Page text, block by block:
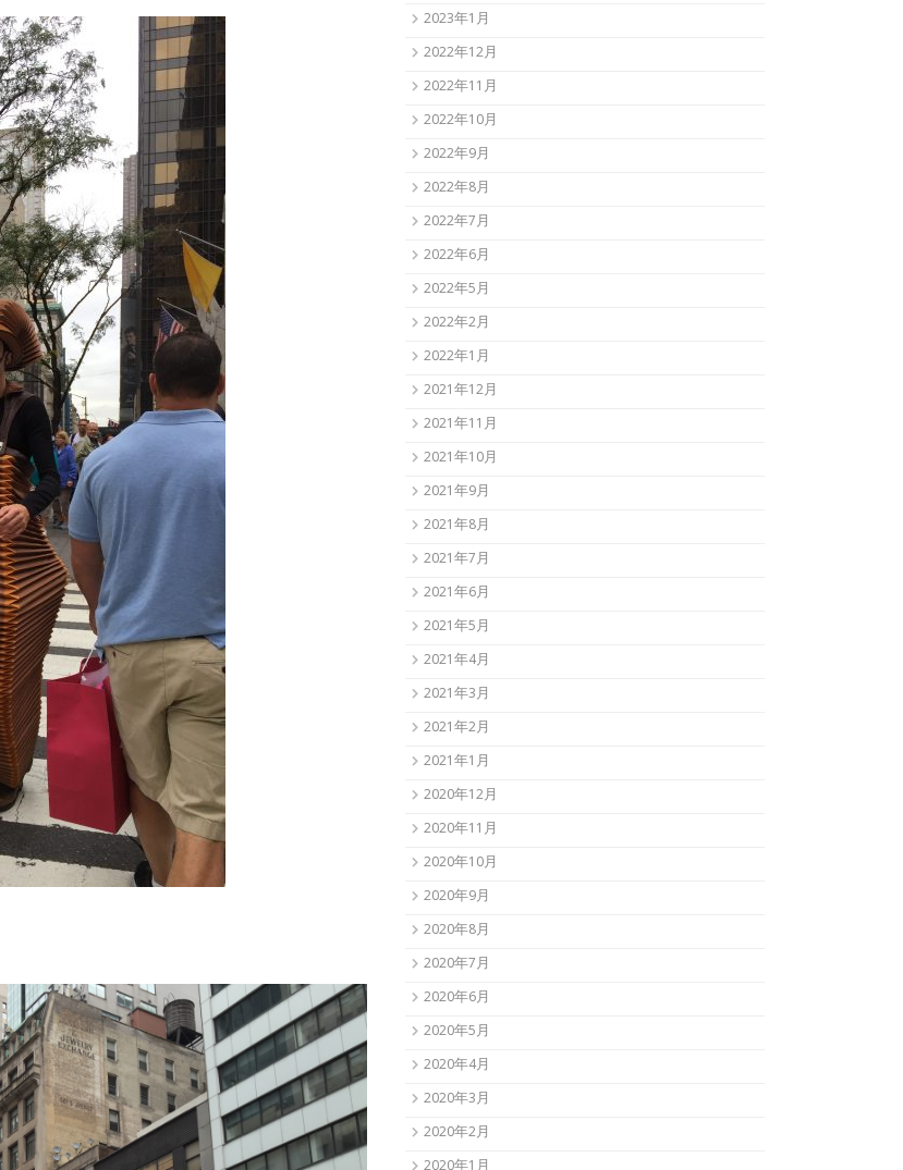
2023年1月
2022年12月
2022年11月
2022年10月
2022年9月
2022年8月
2022年7月
2022年6月
2022年5月
2022年2月
2022年1月
2021年12月
2021年11月
2021年10月
2021年9月
2021年8月
2021年7月
2021年6月
2021年5月
2021年4月
2021年3月
2021年2月
2021年1月
2020年12月
2020年11月
2020年10月
2020年9月
2020年8月
2020年7月
2020年6月
2020年5月
2020年4月
2020年3月
2020年2月